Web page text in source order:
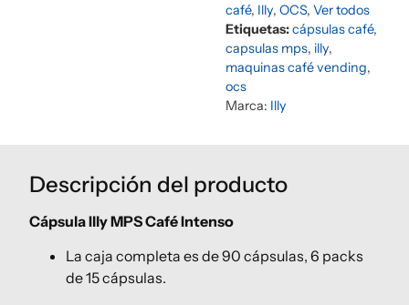
café, Illy,OCS,Ver todos
Etiquetas:cápsulas café,
capsulas mps, illy,
maquinas café vending,
ocs
Marca: Illy
Descripción del producto
Cápsula Illy MPS Café Intenso
La caja completa es de 90 cápsulas, 6 packs
de 15 cápsulas.